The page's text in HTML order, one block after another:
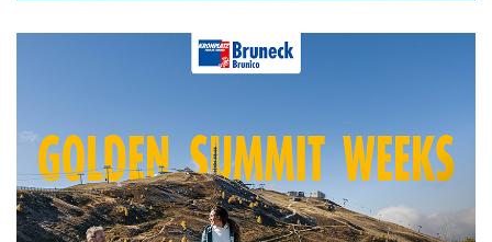
Im Tourenarchiv suchen
Region: